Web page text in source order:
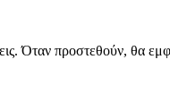
Όταν προστεθούν, θα